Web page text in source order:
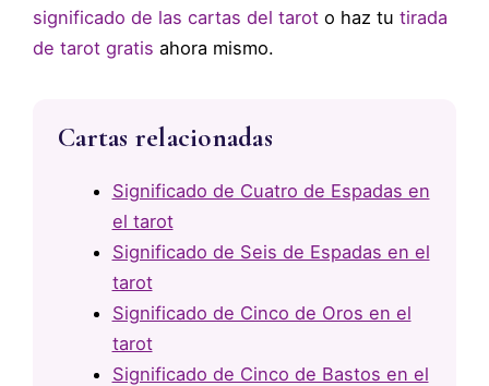
significado de las cartas del tarot o haz tu tirada
de tarot gratis ahora mismo.
Cartas relacionadas
Significado de Cuatro de Espadas en
el tarot
Significado de Seis de Espadas en el
tarot
Significado de Cinco de Oros en el
tarot
Significado de Cinco de Bastos en el